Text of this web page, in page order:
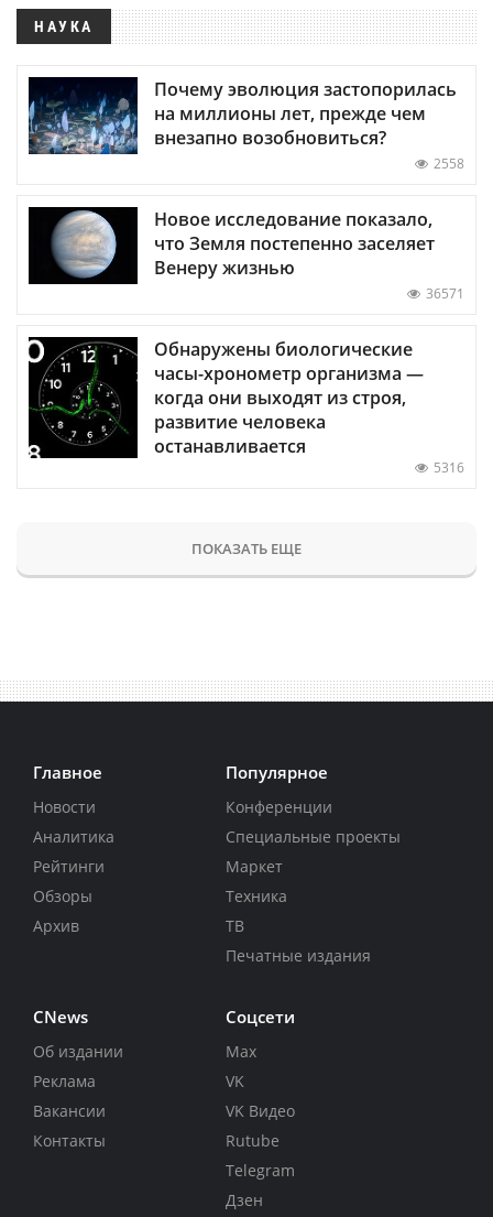
НАУКА
Почему эволюция застопорилась
на миллионы лет, прежде чем
внезапно возобновиться?
2558
Новое исследование показало,
что Земля постепенно заселяет
Венеру жизнью
36571
Обнаружены биологические
часы-хронометр организма —
когда они выходят из строя,
развитие человека
останавливается
5316
ПОКАЗАТЬ ЕЩЕ
Главное
Новости
Аналитика
Рейтинги
Обзоры
Архив
Популярное
Конференции
Специальные проекты
Маркет
Техника
ТВ
Печатные издания
CNews
Об издании
Реклама
Вакансии
Контакты
Соцсети
Max
VK
VK Видео
Rutube
Telegram
Дзен